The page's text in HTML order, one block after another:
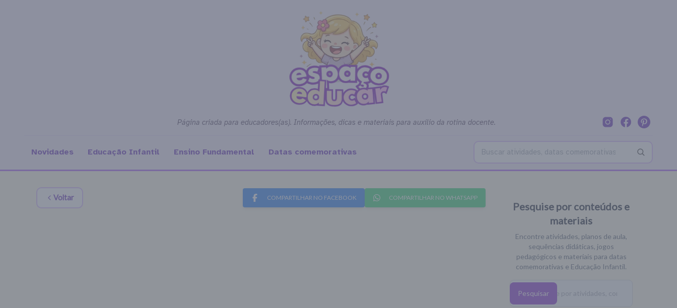
Página criada para educadores(as). Informações, dicas e materiais para auxílio da rotina docente.
Novidades Educação Infantil Ensino Fundamental Datas comemorativas
Voltar COMPARTILHAR NO FACEBOOK COMPARTILHAR NO WHATSAPP
Pesquise por conteúdos e
materiais
Encontre atividades, planos de aula,
sequências didáticas, jogos
pedagógicos e materiais para datas
comemorativas e Educação Infantil.
Pesquisar